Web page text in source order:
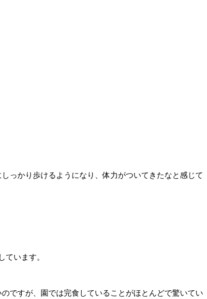
っかり歩けるようになり、体力がついてきたなと感じて
います。
ですが、園では完食していることがほとんどで驚いてい